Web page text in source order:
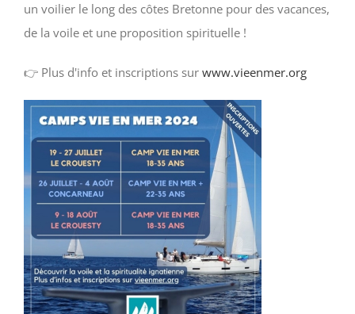
un voilier le long des côtes Bretonne pour des vacances,
de la voile et une proposition spirituelle !
👉 Plus d'info et inscriptions sur www.vieenmer.org